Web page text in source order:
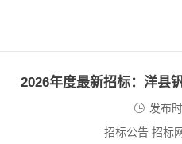
2026年度最新招标：洋县
发布
招标公告 招标